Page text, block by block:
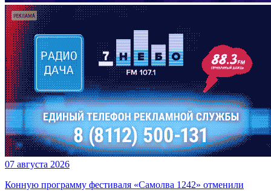
07 августа 2026
Конную программу фестиваля «Самолва 1242» отменили